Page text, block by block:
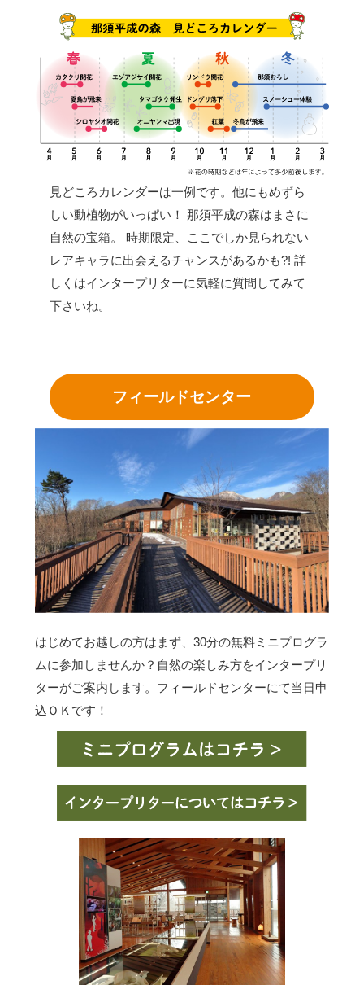
見どころカレンダーは一例です。他にもめずら
しい動植物がいっぱい！ 那須平成の森はまさに
自然の宝箱。
時期限定、ここでしか見られない
レアキャラに出会えるチャンスがあるかも?! 詳
しくはインタープリターに気軽に質問してみて
下さいね。
フィールドセンター
はじめてお越しの方はまず、30分の無料ミニプログラ
ムに参加しませんか？自然の楽しみ方をインタープリ
ターがご案内します。フィールドセンターにて当日申
込ＯＫです！